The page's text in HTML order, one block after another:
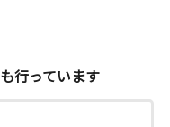
も行っています